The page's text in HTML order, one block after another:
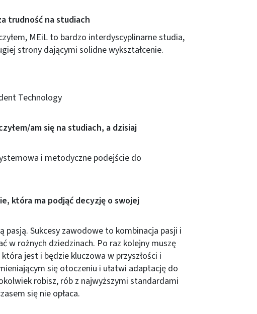
trudność na studiach
MEiL to bardzo interdyscyplinarne studia,
strony dającymi solidne wykształcenie.
Technology
am się na studiach, a dzisiaj
i metodyczne podejście do
która ma podjąć decyzję o swojej
pasją. Sukcesy zawodowe to kombinacja pasji i
w rożnych dziedzinach. Po raz kolejny muszę
jest i będzie kluczowa w przyszłości i
się otoczeniu i ułatwi adaptację do
robisz, rób z najwyższymi standardami
się nie opłaca.